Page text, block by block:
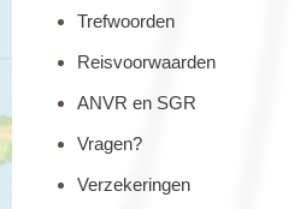
Trefwoorden
Reisvoorwaarden
ANVR en SGR
Vragen?
Verzekeringen